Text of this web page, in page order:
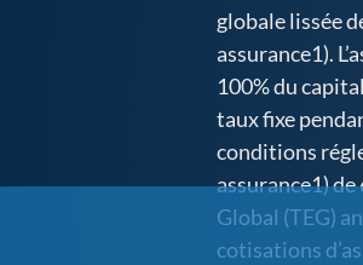
globale lissée
assurance1).
100% du
taux fixe
conditions
assurance1)
Global (TEG)
cotisations